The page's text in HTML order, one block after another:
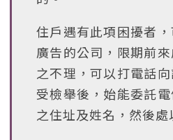
住戶遇有此項困擾者
廣告的公司，限期前
之不理，可以打電話
受檢舉後，始能委託
之住址及姓名，然後處